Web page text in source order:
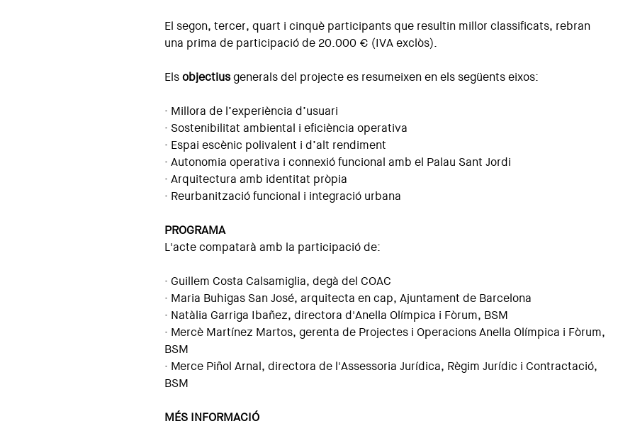
El segon, tercer, quart i cinquè participants que resultin millor classificats, rebran
una prima de participació de 20.000 € (IVA exclòs).
Elsobjectiusgenerals del projecte es resumeixen en els següents eixos:
· Millora de l’experiència d’usuari
· Sostenibilitat ambiental i eficiència operativa
· Espai escènic polivalent i d’alt rendiment
· Autonomia operativa i connexió funcional amb el Palau Sant Jordi
· Arquitectura amb identitat pròpia
· Reurbanització funcional i integració urbana
PROGRAMA
L'acte compatarà amb la participació de:
· Guillem Costa Calsamiglia, degà del COAC
· Maria Buhigas San José, arquitecta en cap, Ajuntament de Barcelona
· Natàlia Garriga Ibañez, directora d'Anella Olímpica i Fòrum, BSM
· Mercè Martínez Martos, gerenta de Projectes i Operacions Anella Olímpica i Fòrum,
BSM
· Merce Piñol Arnal, directora de l'Assessoria Jurídica, Règim Jurídic i Contractació,
BSM
MÉS INFORMACIÓ